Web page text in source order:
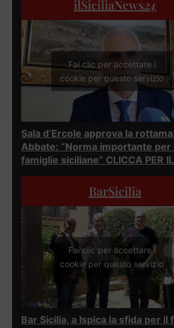
ilSiciliaNews24
Fai clic per accettare i
cookie per questo servizio
Sala d’Ercole approva la
Abbate: “Norma importante per
famiglie siciliane” CLICCA PER
BarSicilia
Fai clic per accettare i
cookie per questo servizio
Bar Sicilia, a Ispica la sfida per il